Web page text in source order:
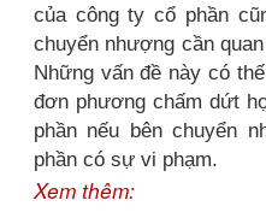
của công ty cổ phần
chuyển nhượng cần
Những vấn đề này có
đơn phương chấm dứt
phần nếu bên chuyển
phần có sự vi phạm.
Xem thêm: